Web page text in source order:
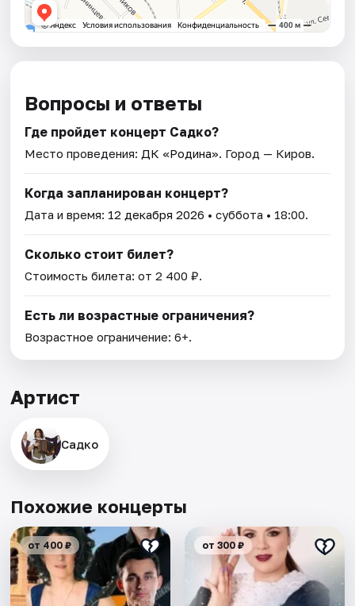
Вопросы и ответы
Где пройдет концерт Садко?
Место проведения: ДК «Родина». Город — Киров.
Когда запланирован концерт?
Дата и время: 12 декабря 2026 • суббота • 18:00.
Сколько стоит билет?
Стоимость билета: от 2 400 ₽.
Есть ли возрастные ограничения?
Возрастное ограничение: 6+.
Артист
Садко
Похожие концерты
от 400 ₽ от 300 ₽